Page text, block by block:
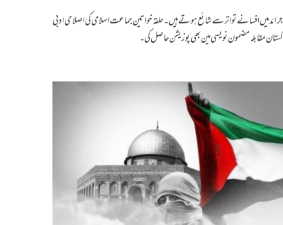
جرائد میں افسانے تواتر سے شائع ہوتے ہیں۔ حلقہ خواتین جماعت اسلامی کی اصلاحی ادبی
مقابلہ مضمون نویسی مین بھی پوزیشن حاصل کی۔